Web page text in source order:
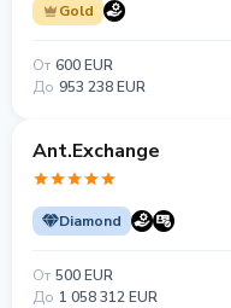
Gold
От 600 EUR
До 953 238 EUR
Ant.Exchange
Diamond
От 500 EUR
До 1 058 312 EUR